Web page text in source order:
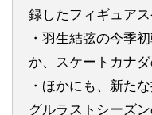
録したフィギュアス
・羽生結弦の今季
か、スケートカナダ
・ほかにも、新た
グルラストシーズ